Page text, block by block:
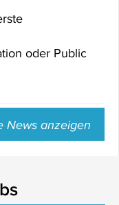
oder Public
News anzeigen